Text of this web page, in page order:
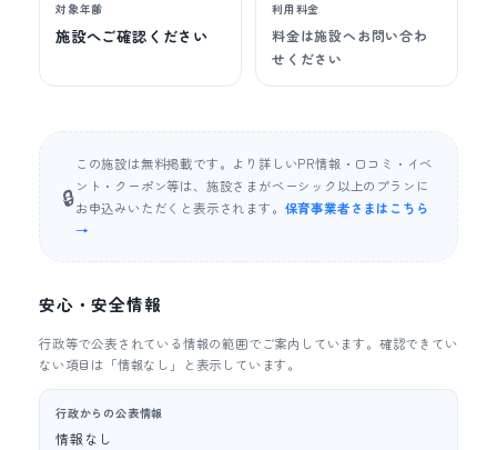
対象年齢
施設へご確認ください
利用料金
料金は施設へお問い合わ
せください
🔒
この施設は無料掲載です。より詳しいPR情報・口コミ・イベ
ント・クーポン等は、施設さまがベーシック以上のプランに
お申込みいただくと表示されます。 保育事業者さまはこちら
→
安心・安全情報
行政等で公表されている情報の範囲でご案内しています。確認できてい
ない項目は「情報なし」と表示しています。
行政からの公表情報
情報なし